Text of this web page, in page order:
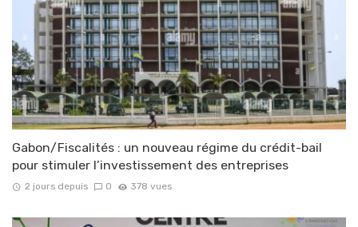
Gabon/Fiscalités : un nouveau régime du crédit-bail
pour stimuler l’investissement des entreprises
2 jours depuis 0 378 vues